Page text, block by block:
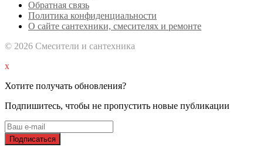
Обратная связь
Политика конфиденциальности
О сайте сантехники, смесителях и ремонте
© 2026 Смесители и сантехника
x
Хотите получать обновления?
Подпишитесь, чтобы не пропустить новые публикации